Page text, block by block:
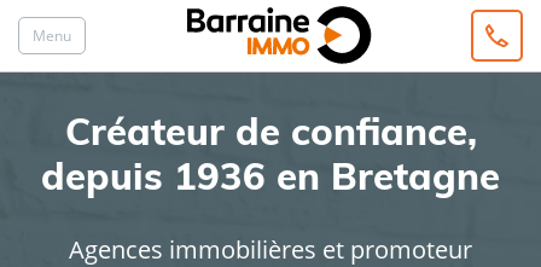
Menu
Créateur de confiance,
depuis 1936 en Bretagne
Agences immobilières et promoteur